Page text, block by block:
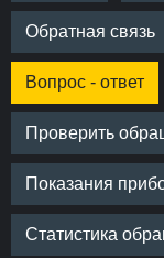
Обратная связь
Вопрос - ответ
Проверить
Показания
Статистика